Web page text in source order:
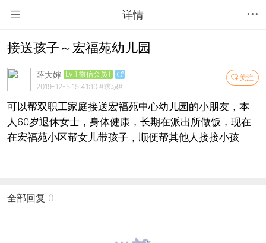
详情
接送孩子～宏福苑幼儿园
关注
薛大婶 Lv.1 微信会员1
2019-12-5 15:41:10 #求职#
可以帮双职工家庭接送宏福苑中心幼儿园的小朋友，本
人60岁退休女士，身体健康，长期在派出所做饭，现在
在宏福苑小区帮女儿带孩子，顺便帮其他人接接小孩
全部回复 0